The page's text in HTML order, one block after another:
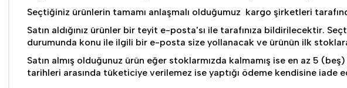
Seçtiğiniz ürünlerin tamamı anlaşmalı olduğumuz kargo şirketleri
Satın aldığınız ürünler bir teyit e-posta'sı ile tarafınıza bildirilecektir.
durumunda konu ile ilgili bir e-posta size yollanacak ve ürünün ilk
Satın almış olduğunuz ürün eğer stoklarmızda kalmamış ise en az 5
tarihleri arasında tüketiciye verilemez ise yaptığı ödeme kendisine iade